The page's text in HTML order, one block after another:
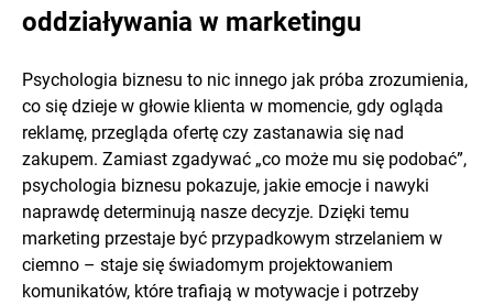
oddziaływania w marketingu
Psychologia biznesu to nic innego jak próba zrozumienia,
co się dzieje w głowie klienta w momencie, gdy ogląda
reklamę, przegląda ofertę czy zastanawia się nad
zakupem. Zamiast zgadywać „co może mu się podobać”,
psychologia biznesu pokazuje, jakie emocje i nawyki
naprawdę determinują nasze decyzje. Dzięki temu
marketing przestaje być przypadkowym strzelaniem w
ciemno – staje się świadomym projektowaniem
komunikatów, które trafiają w motywacje i potrzeby